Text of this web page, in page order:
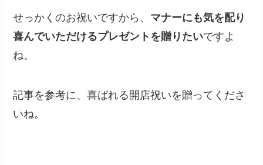
せっかくのお祝いですから、 マナーにも気を配り
喜んでいただけるプレゼントを贈りたいですよ
ね。
記事を参考に、喜ばれる開店祝いを贈ってくださ
いね。